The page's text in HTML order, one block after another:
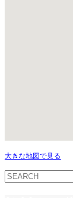
大きな地図で見る